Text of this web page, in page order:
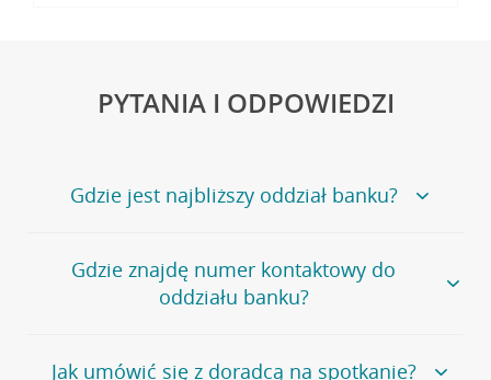
PYTANIA I ODPOWIEDZI
Gdzie jest najbliższy oddział banku?
Jeśli szukasz oddziału naszego banku, zapraszamy na
stronęPlacówki i bankomaty, na której znajduje się
wygodna wyszukiwarka.
oddziałów
Gdzie znajdę numer kontaktowy do
oddziału banku?
Bank Credit Agricole nie udostępnia ogólnego numeru
Jak umówić się z doradcą na spotkanie?